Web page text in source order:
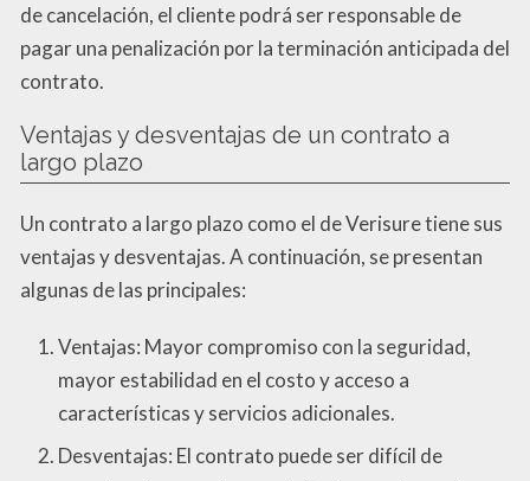
de cancelación, el cliente podrá ser responsable de
pagar una penalización por la terminación anticipada del
contrato.
Ventajas y desventajas de un contrato a
largo plazo
Un contrato a largo plazo como el de Verisure tiene sus
ventajas y desventajas. A continuación, se presentan
algunas de las principales:
Ventajas: Mayor compromiso con la seguridad,
mayor estabilidad en el costo y acceso a
características y servicios adicionales.
Desventajas: El contrato puede ser difícil de